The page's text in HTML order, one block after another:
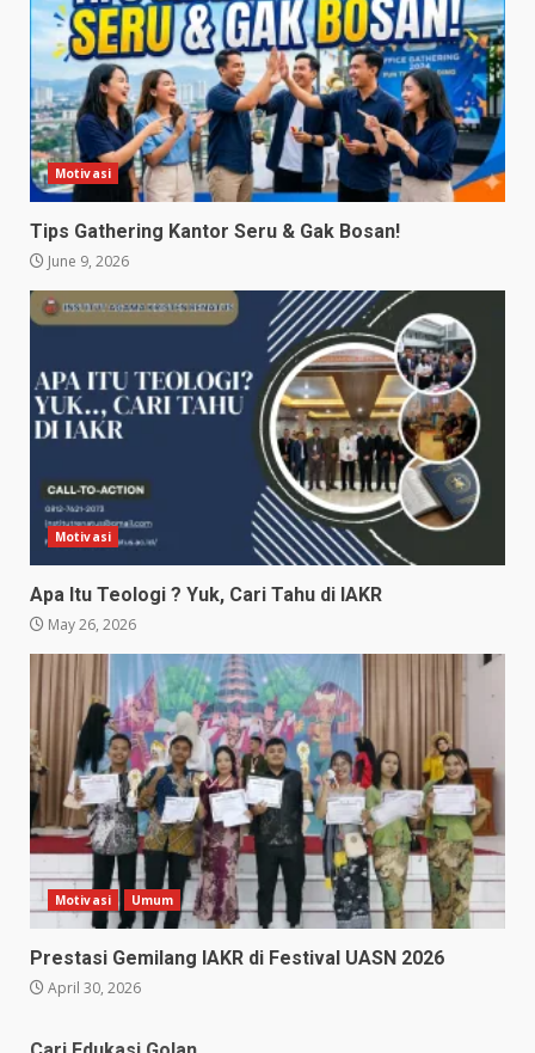
Motivasi
Tips Gathering Kantor Seru & Gak Bosan!
June 9, 2026
Motivasi
Apa Itu Teologi ? Yuk, Cari Tahu di IAKR
May 26, 2026
Motivasi Umum
Prestasi Gemilang IAKR di Festival UASN 2026
April 30, 2026